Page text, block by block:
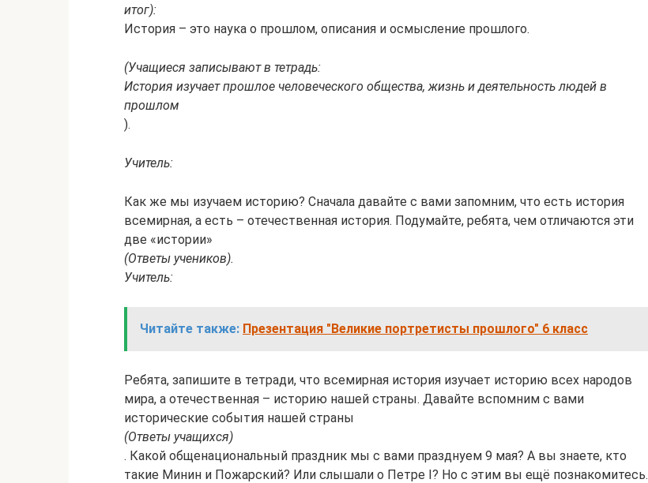
итог):
История – это наука о прошлом, описания и осмысление прошлого.
(Учащиеся записывают в тетрадь:
История изучает прошлое человеческого общества, жизнь и деятельность людей в
прошлом
).
Учитель:
Как же мы изучаем историю? Сначала давайте с вами запомним, что есть история
всемирная, а есть – отечественная история. Подумайте, ребята, чем отличаются эти
две «истории»
(Ответы учеников).
Учитель:
Читайте также: Презентация "Великие портретисты прошлого" 6 класс
Ребята, запишите в тетради, что всемирная история изучает историю всех народов
мира, а отечественная – историю нашей страны. Давайте вспомним с вами
исторические события нашей страны
(Ответы учащихся)
. Какой общенациональный праздник мы с вами празднуем 9 мая? А вы знаете, кто
такие Минин и Пожарский? Или слышали о Петре I? Но с этим вы ещё познакомитесь.